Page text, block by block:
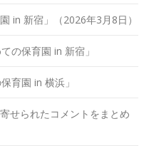
in 新宿」（2026年3月8日）
の保育園 in 新宿」
育園 in 横浜」
せられたコメントをまとめ